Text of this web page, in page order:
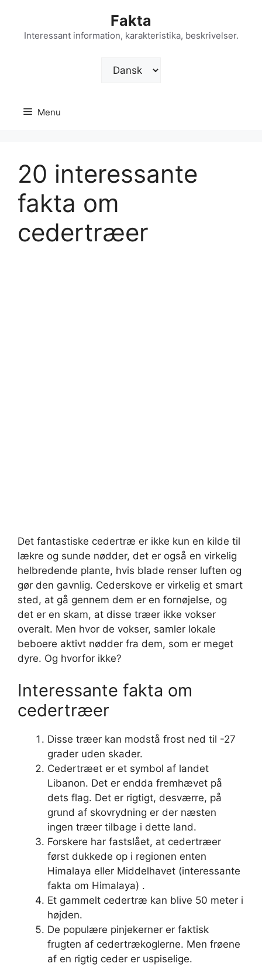
indhold
Fakta
Interessant information, karakteristika, beskrivelser.
Vælg
sprog
Menu
20 interessante
fakta om
cedertræer
Det fantastiske cedertræ er ikke kun en kilde til
lækre og sunde nødder, det er også en virkelig
helbredende plante, hvis blade renser luften og
gør den gavnlig. Cederskove er virkelig et smart
sted, at gå gennem dem er en fornøjelse, og
det er en skam, at disse træer ikke vokser
overalt. Men hvor de vokser, samler lokale
beboere aktivt nødder fra dem, som er meget
dyre. Og hvorfor ikke?
Interessante fakta om
cedertræer
Disse træer kan modstå frost ned til -27
grader uden skader.
Cedertræet er et symbol af landet
Libanon. Det er endda fremhævet på
dets flag. Det er rigtigt, desværre, på
grund af skovrydning er der næsten
ingen træer tilbage i dette land.
Forskere har fastslået, at cedertræer
først dukkede op i regionen enten
Himalaya eller Middelhavet (interessante
fakta om Himalaya) .
Et gammelt cedertræ kan blive 50 meter i
højden.
De populære pinjekerner er faktisk
frugten af ​​cedertrækoglerne. Men frøene
af en rigtig ceder er uspiselige.